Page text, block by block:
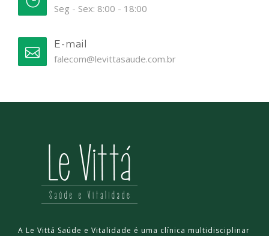
Seg - Sex: 8:00 - 18:00
E-mail
falecom@levittasaude.com.br
A Le Vittá Saúde e Vitalidade é uma clínica multidisciplinar